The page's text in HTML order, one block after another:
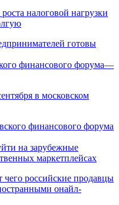
налоговой нагрузки
финансового форума—
в московском
на зарубежные
маркетплейсах
чего российские продавцы
онайл-